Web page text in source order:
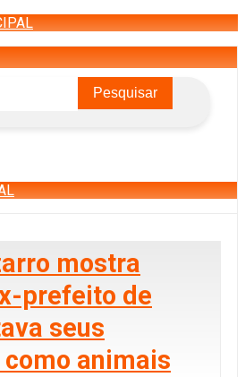
mostra
prefeito de
seus
animais